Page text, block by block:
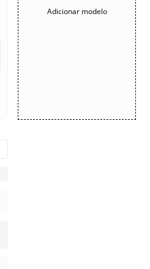
Adicionar modelo